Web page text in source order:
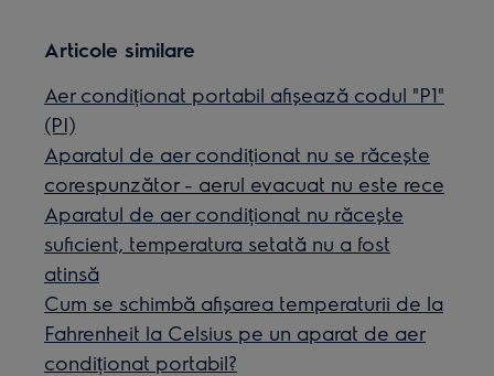
Articole similare
Aer condiționat portabil afișează codul "P1"
(PI)
Aparatul de aer condiționat nu se răcește
corespunzător - aerul evacuat nu este rece
Aparatul de aer condiționat nu răcește
suficient, temperatura setată nu a fost
atinsă
Cum se schimbă afișarea temperaturii de la
Fahrenheit la Celsius pe un aparat de aer
condiționat portabil?